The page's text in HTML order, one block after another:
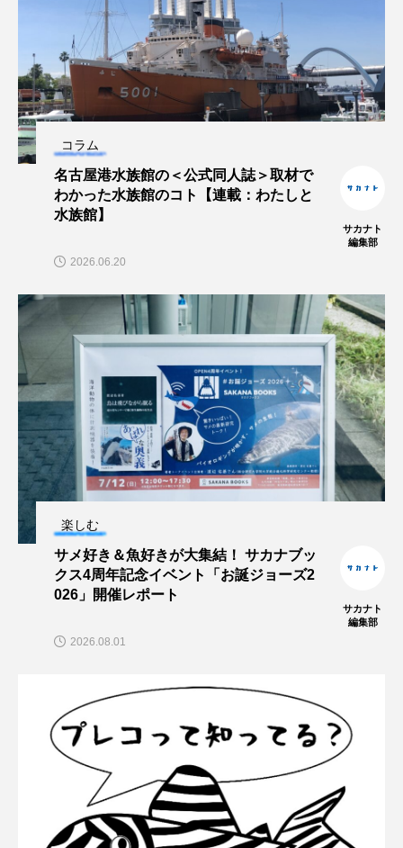
ヤマトヌマエビ ヤマメ ヤミヨキセワタ
ユウゼン ユウレイクラゲ ユカタハタ
ヨツメウオ ラブカ ラムサール条約
リュウセイクラゲ
ロックシュリンプ
ワタカ ワニ ワレカラ
下田海中水族館 世界遺産 両生類
交雑 企画 伝承 伝統料理
保全 健康 八景島シーパラダイス
共生 分析 分類 刺胞動物
北極 医療 南極大陸 同定
名古屋港水族館 哺乳類
四万十川
図鑑 固有亜種
在来生物 地域名 城崎マリンワールド
外来生物 外来種 外来魚
大分県 天然記念物 奈良県
コラム
名古屋港水族館の＜公式同人誌＞取材で
わかった水族館のコト【連載：わたしと
水族館】
サカナト
編集部
2026.06.20
楽しむ
サメ好き＆魚好きが大集結！ サカナブッ
クス4周年記念イベント「お誕ジョーズ2
026」開催レポート
サカナト
編集部
2026.08.01